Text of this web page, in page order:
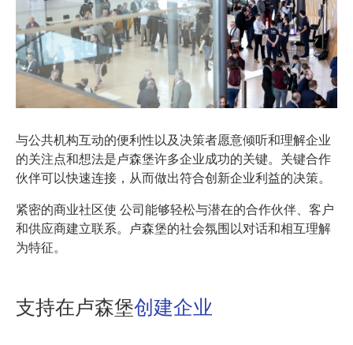
与公共机构互动的便利性以及 决策者愿意倾听和理解企业
的关注点和想法是卢森堡许多企业成功的关键。关键合作
伙伴可以快速连接，从而做出符合创新企业利益的决策。
紧密的商业社区使 公司能够轻松与潜在的合作伙伴、客户
和供应商建立联系。卢森堡的社会氛围以对话和相互理解
为特征。
支持在卢森堡创建企业